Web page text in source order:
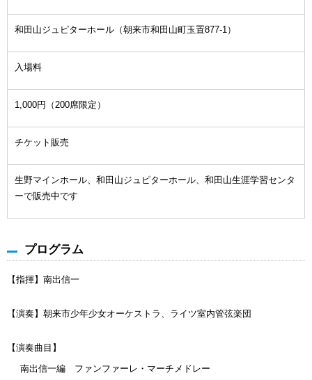
和田山ジュピターホール（朝来市和田山町玉置877-1）
入場料
1,000円（200席限定）
チケット販売
生野マインホール、和田山ジュピターホール、和田山生涯学習センタ
ーで販売中です
プログラム
【指揮】南出信一
【演奏】朝来市少年少女オーケストラ、ライツ室内管弦楽団
【演奏曲目】
南出信一編 ファンファーレ・マーチメドレー